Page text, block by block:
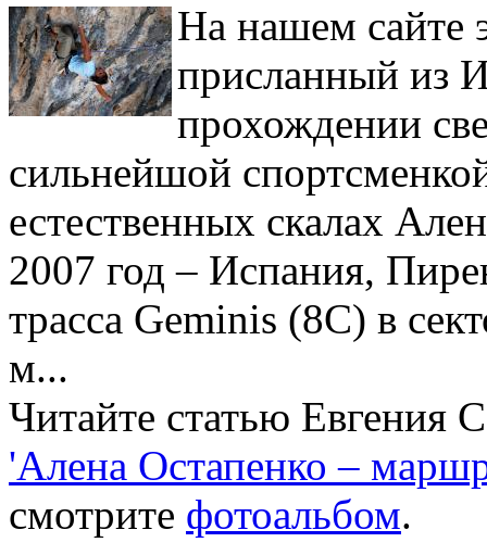
На нашем сайте
присланный из
прохождении
сильнейшой
естественных скалах
2007 год – Испания,
трасса Geminis (8С) в
м...
Читайте статью Евгения
'Алена Остапенко –
смотрите фотоальбом.